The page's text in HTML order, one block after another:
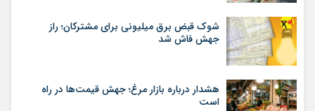
شوک قبض برق میلیونی برای مشترکان؛ راز
جهش فاش شد
هشدار درباره بازار مرغ؛ جهش قیمت‌ها در راه
است